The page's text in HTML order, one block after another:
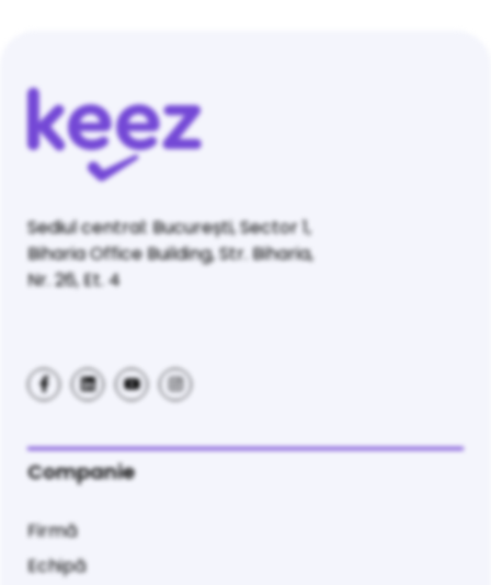
Sediul central: București, Sector 1,
Biharia Office Building, Str. Biharia,
Nr. 26, Et. 4
Companie
Firmă
Echipă